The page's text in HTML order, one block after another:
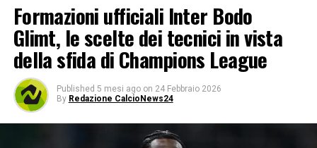
Formazioni ufficiali Inter Bodo
Glimt, le scelte dei tecnici in vista
della sfida di Champions League
Published 5 mesi ago on 24 Febbraio 2026
By Redazione CalcioNews24